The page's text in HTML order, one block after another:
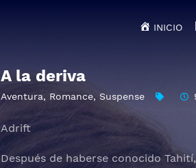
INICIO
A la deriva
Aventura, Romance, Suspense
Adrift
Después de haberse conocido